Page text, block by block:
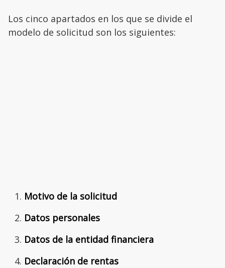
Los cinco apartados en los que se divide el
modelo de solicitud son los siguientes:
Motivo de la solicitud
Datos personales
Datos de la entidad financiera
Declaración de rentas